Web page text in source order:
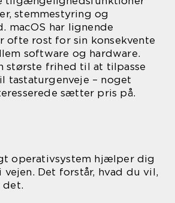
stemmestyring og
macOS har lignende
rost for sin konsekvente
software og hardware.
største frihed til at tilpasse
tastaturgenveje – noget
sætter pris på.
operativsystem hjælper dig
vejen. Det forstår, hvad du vil,
det.